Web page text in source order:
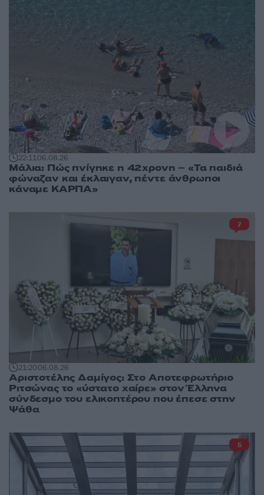
22:1106.08.26
Μάλια: Πώς πνίγηκε η 42χρονη – «Τα παιδιά
φώναζαν και έκλαιγαν, πέντε άνθρωποι
κάναμε ΚΑΡΠΑ»
21:2006.08.26
Αριστοτέλης Δαμίγος: Στο Αποτεφρωτήριο
Ριτσώνας το «ύστατο χαίρε» στον Έλληνα
σύνδεσμο του ελικοπτέρου που έπεσε στην
Ψάθα
7
5